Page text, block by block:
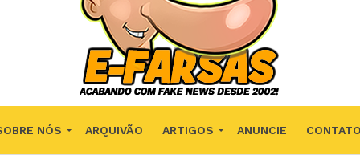
NÓS ARQUIVÃO ARTIGOS ANUNCIE CONTATO